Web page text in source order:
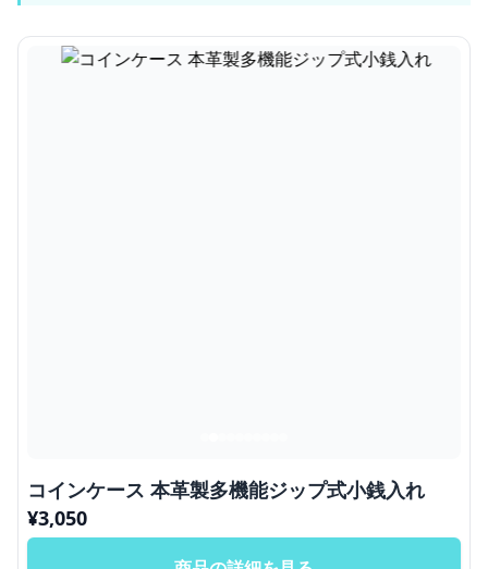
コインケース 本革製多機能ジップ式小銭入れ
¥3,050